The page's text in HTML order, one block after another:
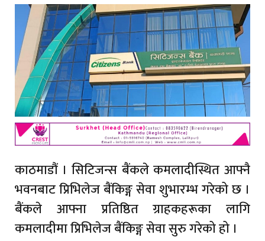
काठमाडौं । सिटिजन्स बैंकले कमलादीस्थित आफ्नै
भवनबाट प्रिभिलेज बैंकिङ्ग सेवा शुभारम्भ गरेको छ ।
बैंकले आफ्ना प्रतिष्ठित ग्राहकहरूका लागि
कमलादीमा प्रिभिलेज बैंकिङ्ग सेवा सुरु गरेको हो ।